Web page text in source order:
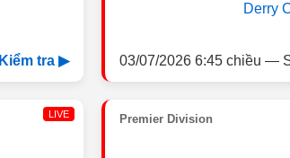
Kiểm tra ▶
Derry
03/07/2026 6:45 chiều —
LIVE Premier Division